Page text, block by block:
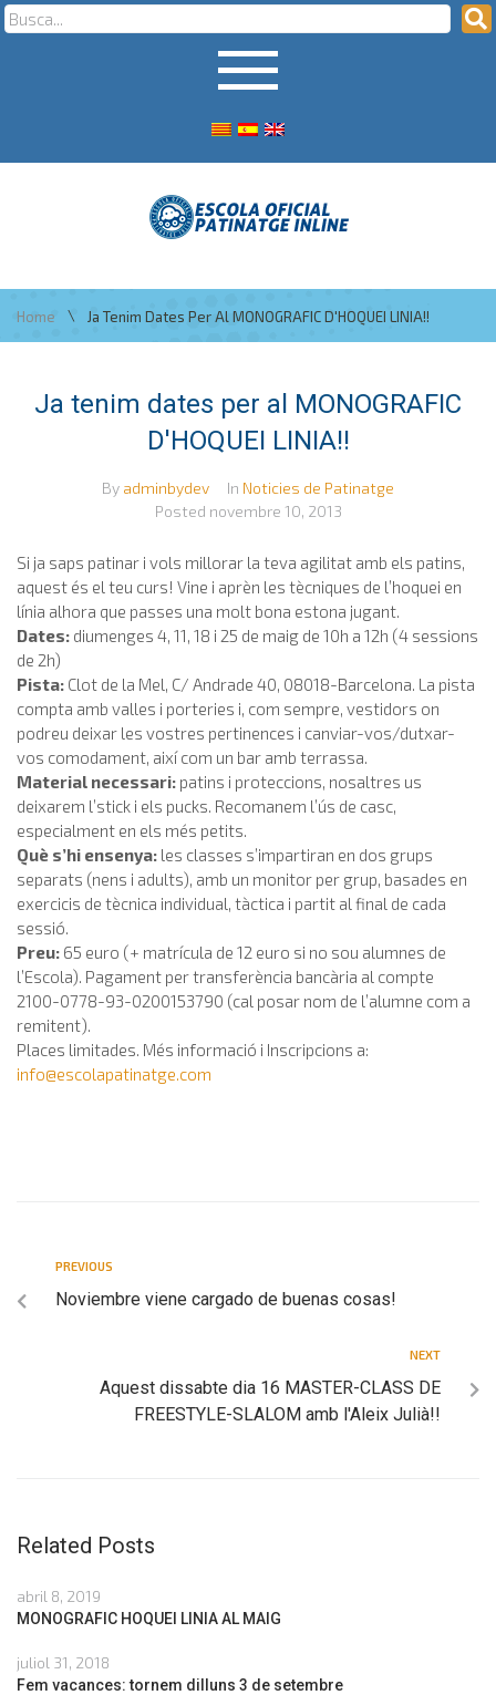
Home \ Ja Tenim Dates Per Al MONOGRAFIC D'HOQUEI LINIA!!
Ja tenim dates per al MONOGRAFIC
D'HOQUEI LINIA!!
By adminbydev In Noticies de Patinatge
Posted novembre 10, 2013
Si ja saps patinar i vols millorar la teva agilitat amb els patins,
aquest és el teu curs! Vine i aprèn les tècniques de l’hoquei en
línia alhora que passes una molt bona estona jugant.
Dates: diumenges 4, 11, 18 i 25 de maig de 10h a 12h (4 sessions
de 2h)
Pista: Clot de la Mel, C/ Andrade 40, 08018-Barcelona. La pista
compta amb valles i porteries i, com sempre, vestidors on
podreu deixar les vostres pertinences i canviar-vos/dutxar-
vos comodament, així com un bar amb terrassa.
Material necessari: patins i proteccions, nosaltres us
deixarem l’stick i els pucks. Recomanem l’ús de casc,
especialment en els més petits.
Què s’hi ensenya: les classes s’impartiran en dos grups
separats (nens i adults), amb un monitor per grup, basades en
exercicis de tècnica individual, tàctica i partit al final de cada
sessió.
Preu: 65 euro (+ matrícula de 12 euro si no sou alumnes de
l’Escola). Pagament per transferència bancària al compte
2100-0778-93-0200153790 (cal posar nom de l’alumne com a
remitent).
Places limitades. Més informació i Inscripcions a:
info@escolapatinatge.com
PREVIOUS
Noviembre viene cargado de buenas cosas!
NEXT
Aquest dissabte dia 16 MASTER-CLASS DE
FREESTYLE-SLALOM amb l'Aleix Julià!!
Related Posts
abril 8, 2019
MONOGRAFIC HOQUEI LINIA AL MAIG
juliol 31, 2018
Fem vacances: tornem dilluns 3 de setembre